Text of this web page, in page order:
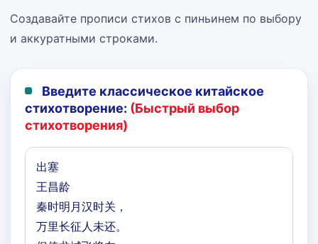
Создавайте прописи стихов с пиньинем по выбору
и аккуратными строками.
Введите классическое китайское
стихотворение: (Быстрый выбор
стихотворения)